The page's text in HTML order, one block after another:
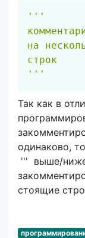
'''
на
строк
'''
Так как в
одинаково,
''' выше/
стоящие